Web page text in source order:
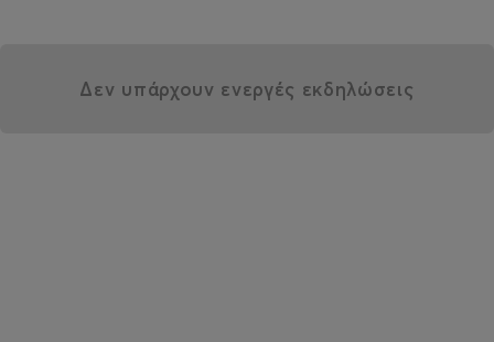
Δεν υπάρχουν ενεργές εκδηλώσεις